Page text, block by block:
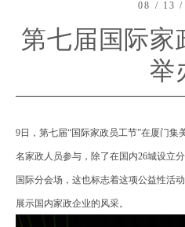
08 / 13 /
第七届国际家
举
9日，第七届“国际家政员工节”在厦门集
名家政人员参与，除了在国内26城设立
国际分会场，这也标志着这项公益性活
展示国内家政企业的风采。